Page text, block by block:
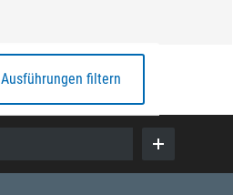
Ausführungen filtern